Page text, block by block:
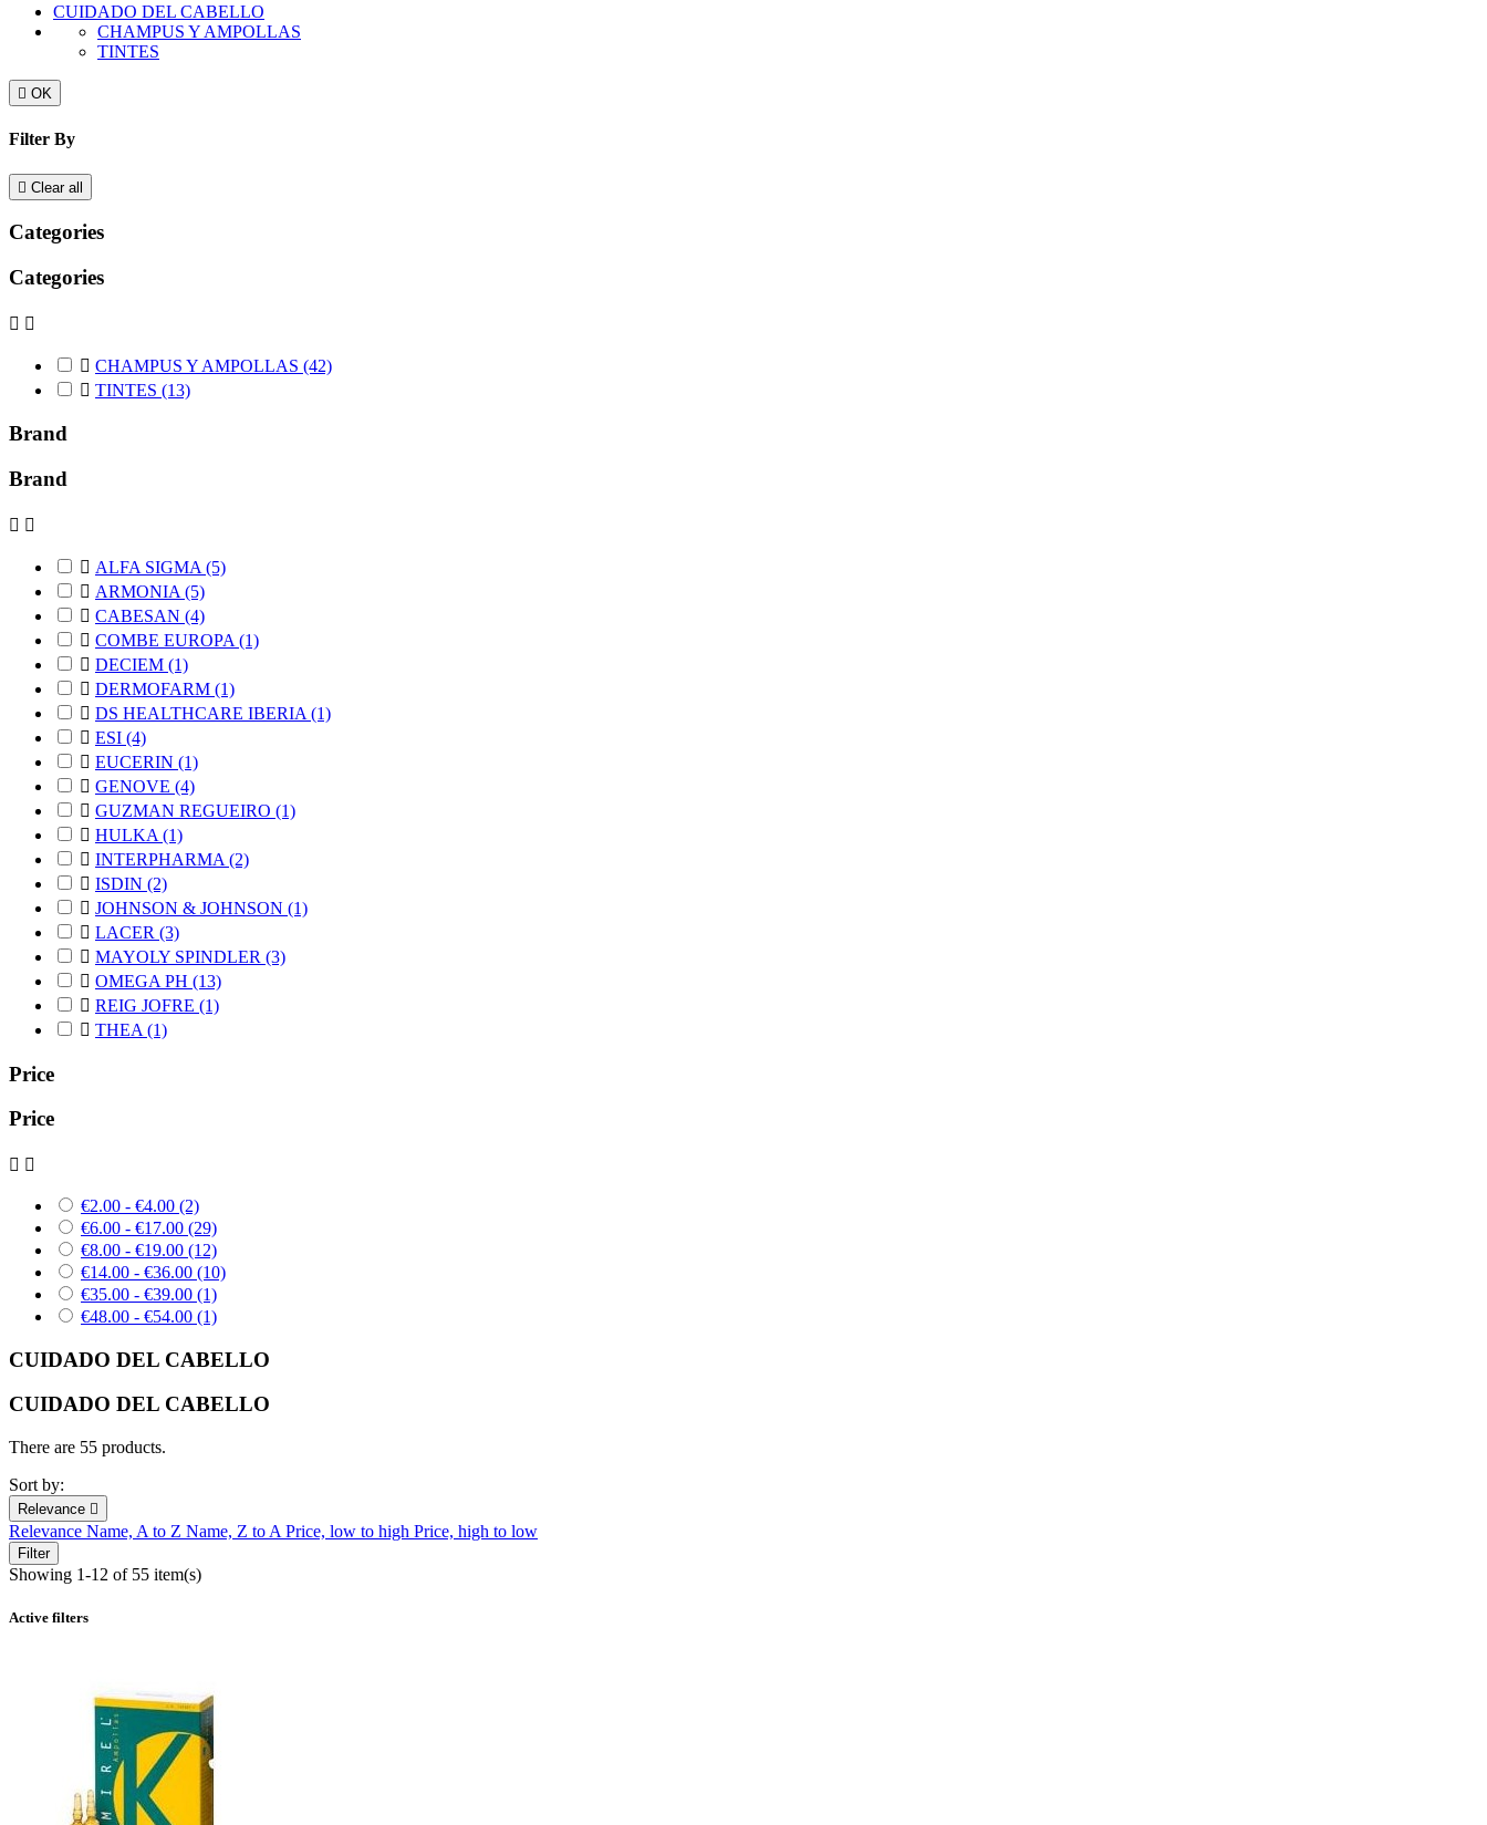
CUIDADO DEL CABELLO
CHAMPUS Y AMPOLLAS
TINTES
 OK
Filter By
 Clear all
Categories
Categories
 
 CHAMPUS Y AMPOLLAS (42)
 TINTES (13)
Brand
Brand
 
 ALFA SIGMA (5)
 ARMONIA (5)
 CABESAN (4)
 COMBE EUROPA (1)
 DECIEM (1)
 DERMOFARM (1)
 DS HEALTHCARE IBERIA (1)
 ESI (4)
 EUCERIN (1)
 GENOVE (4)
 GUZMAN REGUEIRO (1)
 HULKA (1)
 INTERPHARMA (2)
 ISDIN (2)
 JOHNSON & JOHNSON (1)
 LACER (3)
 MAYOLY SPINDLER (3)
 OMEGA PH (13)
 REIG JOFRE (1)
 THEA (1)
Price
Price
 
€2.00 - €4.00 (2)
€6.00 - €17.00 (29)
€8.00 - €19.00 (12)
€14.00 - €36.00 (10)
€35.00 - €39.00 (1)
€48.00 - €54.00 (1)
CUIDADO DEL CABELLO
CUIDADO DEL CABELLO
There are 55 products.
Sort by:
Relevance 
Relevance Name, A to Z Name, Z to A Price, low to high Price, high to low
Filter
Showing 1-12 of 55 item(s)
Active filters